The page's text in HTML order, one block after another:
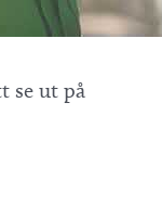
se ut på